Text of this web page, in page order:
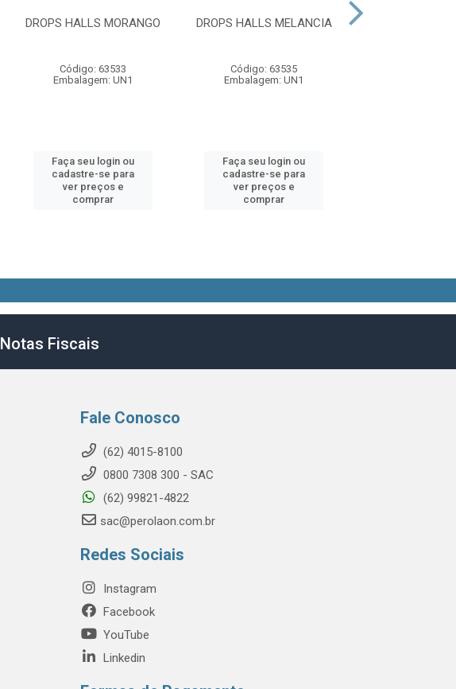
DROPS HALLS MORANGO
Código: 63533
Embalagem: UN1
Faça seu login ou
cadastre-se para
ver preços e
comprar
DROPS HALLS MELANCIA
Código: 63535
Embalagem: UN1
Faça seu login ou
cadastre-se para
ver preços e
comprar
Notas Fiscais
Fale Conosco
(62) 4015-8100
0800 7308 300 - SAC
(62) 99821-4822
sac@perolaon.com.br
Redes Sociais
Instagram
Facebook
YouTube
Linkedin